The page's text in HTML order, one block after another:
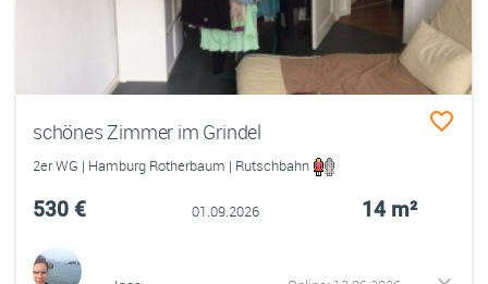
schönes Zimmer im Grindel
2er WG | Hamburg Rotherbaum | Rutschbahn
530 € 01.09.2026 14 m²